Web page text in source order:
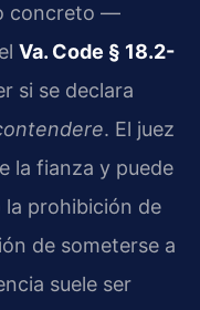
concreto —
Va. Code § 18.2-
si se declara
. El juez
la fianza y puede
prohibición de
de someterse a
suele ser